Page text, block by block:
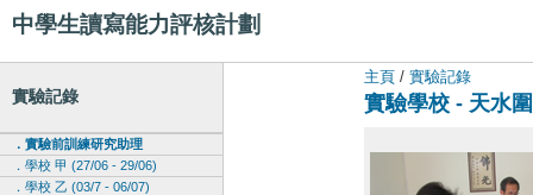
中學生讀寫能力評核計劃
主頁/ 實驗記錄
實驗學校 - 天水
實驗記錄
．實驗前訓練研究助理
．學校 甲 (27/06 - 29/06)
．學校 乙 (03/7 - 06/07)